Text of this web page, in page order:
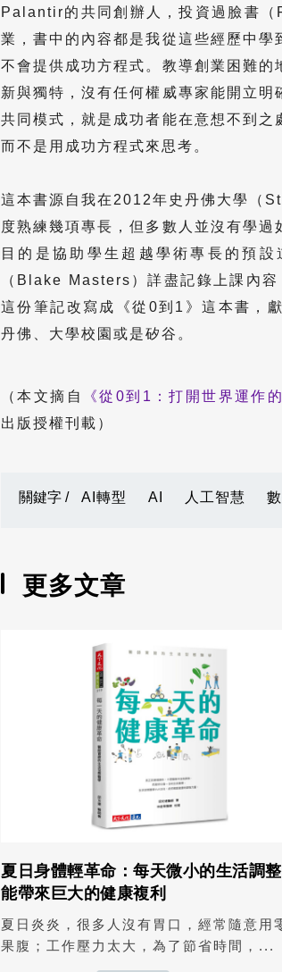
Palantir的共同創辦人，投資過臉書
業，書中的內容都是我從這些經歷中
不會提供成功方程式。教導創業困難
新與獨特，沒有任何權威專家能開立
共同模式，就是成功者能在意想不到之
而不是用成功方程式來思考。
這本書源自我在2012年史丹佛大學（
度熟練幾項專長，但多數人並沒有學
目的是協助學生超越學術專長的預
（Blake Masters）詳盡記錄上課內
這份筆記改寫成《從0到1》這本書，
丹佛、大學校園或是矽谷。
（本文摘自 《從0到1：打開世界運作
出版授權刊載）
關鍵字 / AI轉型 AI 人工智慧
更多文章
夏日身體輕革命：每天微小的生活調
能帶來巨大的健康複利
夏日炎炎，很多人沒有胃口，經常隨意用
果腹；工作壓力太大，為了節省時間，...